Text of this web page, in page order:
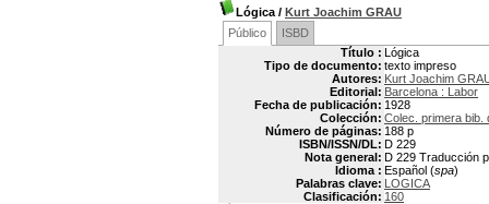
Lógica / Kurt Joachim GRAU
Público
ISBD
Título : Lógica
Tipo de documento: texto impreso
Autores: Kurt Joachim
Editorial: Barcelona : Labor
Fecha de publicación: 1928
Colección: Colec. primera bib.
Número de páginas: 188 p
ISBN/ISSN/DL: D 229
Nota general: D 229 Traducción
Idioma : Español (spa)
Palabras clave: LOGICA
Clasificación: 160